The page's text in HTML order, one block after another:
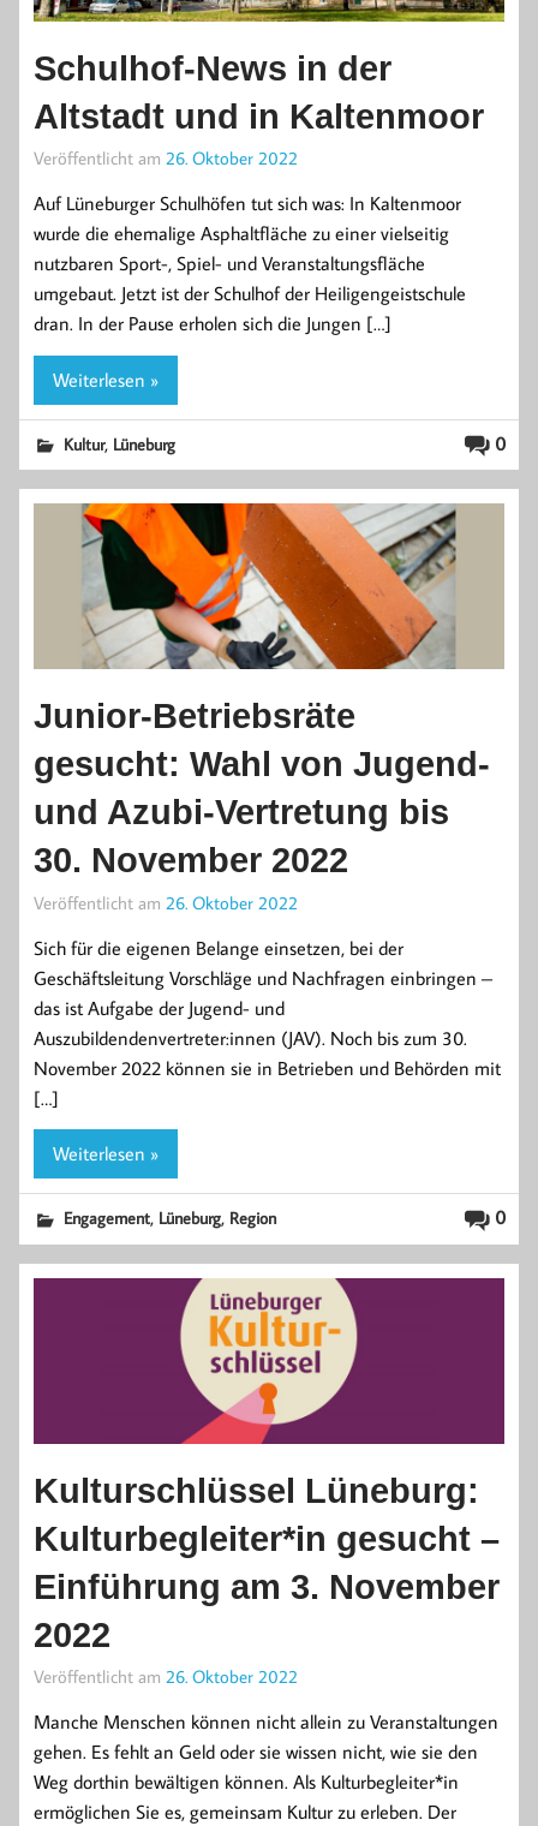
Schulhof-News in der
Altstadt und in Kaltenmoor
Veröffentlicht am 26. Oktober 2022
Auf Lüneburger Schulhöfen tut sich was: In Kaltenmoor
wurde die ehemalige Asphaltfläche zu einer vielseitig
nutzbaren Sport-, Spiel- und Veranstaltungsfläche
umgebaut. Jetzt ist der Schulhof der Heiligengeistschule
dran. In der Pause erholen sich die Jungen […]
Weiterlesen »
0
Kultur, Lüneburg
Junior-Betriebsräte
gesucht: Wahl von Jugend-
und Azubi-Vertretung bis
30. November 2022
Veröffentlicht am 26. Oktober 2022
Sich für die eigenen Belange einsetzen, bei der
Geschäftsleitung Vorschläge und Nachfragen einbringen –
das ist Aufgabe der Jugend- und
Auszubildendenvertreter:innen (JAV). Noch bis zum 30.
November 2022 können sie in Betrieben und Behörden mit
[…]
Weiterlesen »
0
Engagement, Lüneburg, Region
Kulturschlüssel Lüneburg:
Kulturbegleiter*in gesucht –
Einführung am 3. November
2022
Veröffentlicht am 26. Oktober 2022
Manche Menschen können nicht allein zu Veranstaltungen
gehen. Es fehlt an Geld oder sie wissen nicht, wie sie den
Weg dorthin bewältigen können. Als Kulturbegleiter*in
ermöglichen Sie es, gemeinsam Kultur zu erleben. Der